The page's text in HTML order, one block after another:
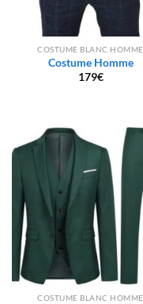
COSTUME BLANC HOMME
Costume Homme
179€
COSTUME BLANC HOMME